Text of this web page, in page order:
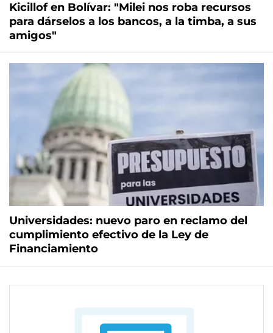
Kicillof en Bolívar: "Milei nos roba recursos
para dárselos a los bancos, a la timba, a sus
amigos"
Universidades: nuevo paro en reclamo del
cumplimiento efectivo de la Ley de
Financiamiento